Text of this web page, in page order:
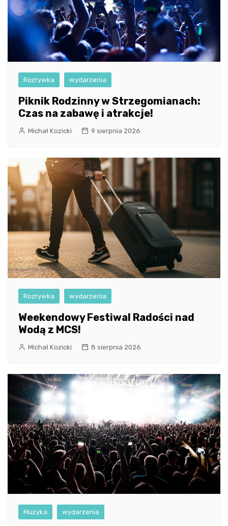
Rozrywka wydarzenia
Piknik Rodzinny w Strzegomianach:
Czas na zabawę i atrakcje!
Michał Kozicki 9 sierpnia 2026
Rozrywka wydarzenia
Weekendowy Festiwal Radości nad
Wodą z MCS!
Michał Kozicki 8 sierpnia 2026
Muzyka wydarzenia